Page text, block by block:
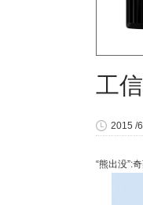
工
2015 /
“熊出没”: